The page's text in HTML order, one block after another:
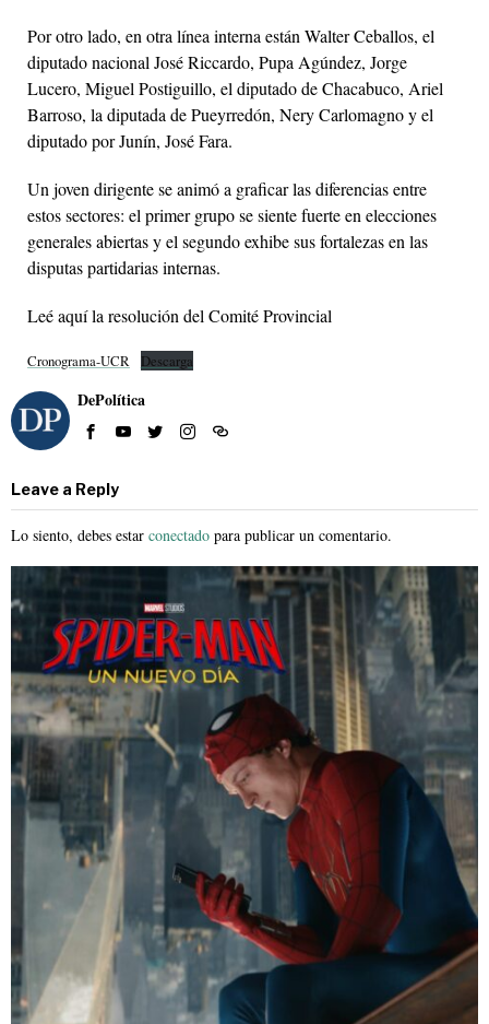
Por otro lado, en otra línea interna están Walter Ceballos, el
diputado nacional José Riccardo, Pupa Agúndez, Jorge
Lucero, Miguel Postiguillo, el diputado de Chacabuco, Ariel
Barroso, la diputada de Pueyrredón, Nery Carlomagno y el
diputado por Junín, José Fara.
Un joven dirigente se animó a graficar las diferencias entre
estos sectores: el primer grupo se siente fuerte en elecciones
generales abiertas y el segundo exhibe sus fortalezas en las
disputas partidarias internas.
Leé aquí la resolución del Comité Provincial
Cronograma-UCR Descarga
DePolítica
Leave a Reply
Lo siento, debes estar conectado para publicar un comentario.